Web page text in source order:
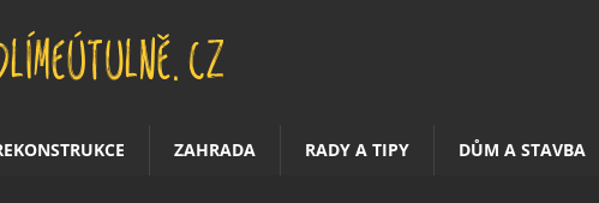
ZAHRADA RADY A TIPY DŮM A STAVBA